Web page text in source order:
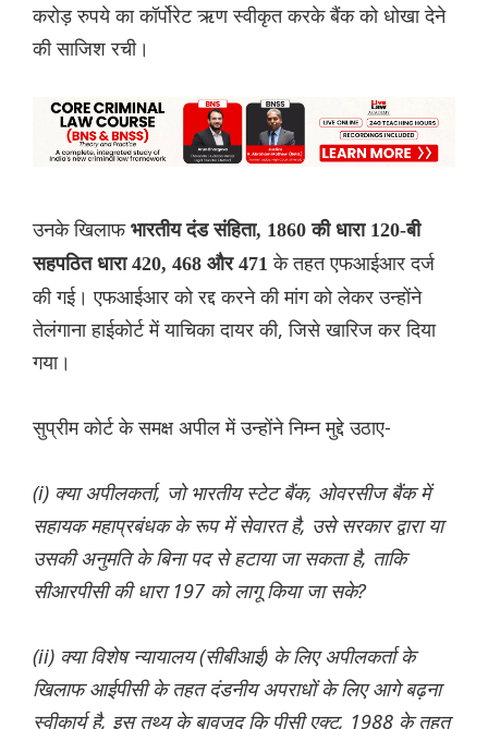
करोड़ रुपये का कॉर्पोरेट ऋण स्वीकृत करके बैंक को धोखा देने
की साजिश रची।
उनके खिलाफ भारतीय दंड संहिता, 1860 की धारा 120-बी
सहपठित धारा 420, 468 और 471के तहत एफआईआर दर्ज
की गई। एफआईआर को रद्द करने की मांग को लेकर उन्होंने
तेलंगाना हाईकोर्ट में याचिका दायर की, जिसे खारिज कर दिया
गया।
सुप्रीम कोर्ट के समक्ष अपील में उन्होंने निम्न मुद्दे उठाए-
(i) क्या अपीलकर्ता, जो भारतीय स्टेट बैंक, ओवरसीज बैंक में
सहायक महाप्रबंधक के रूप में सेवारत है, उसे सरकार द्वारा या
उसकी अनुमति के बिना पद से हटाया जा सकता है, ताकि
सीआरपीसी की धारा 197 को लागू किया जा सके?
(ii) क्या विशेष न्यायालय (सीबीआई) के लिए अपीलकर्ता के
खिलाफ आईपीसी के तहत दंडनीय अपराधों के लिए आगे बढ़ना
स्वीकार्य है, इस तथ्य के बावजूद कि पीसी एक्ट, 1988 के तहत